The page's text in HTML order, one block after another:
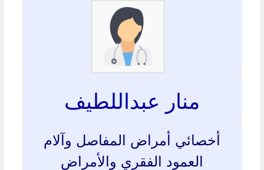
منار عبداللطيف
أخصائي أمراض المفاصل وآلام
العمود الفقري والأمراض